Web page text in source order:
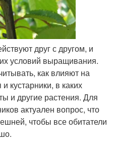
друг с другом, и
условий выращивания.
как влияют на
кустарники, в каких
и другие растения. Для
актуален вопрос, что
чтобы все обитатели